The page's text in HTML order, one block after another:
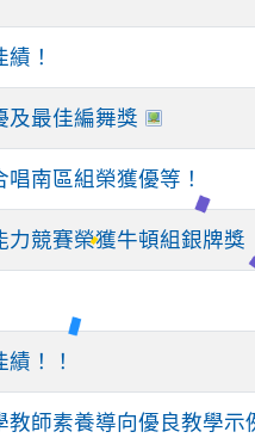
！
及最佳編舞獎
南區組榮獲優等！
力競賽榮獲牛頓組銀牌獎
！！
師素養導向優良教學示